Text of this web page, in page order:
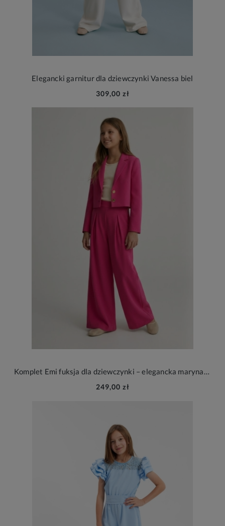
Elegancki garnitur dla dziewczynki Vanessa biel
309,00 zł
Komplet Emi fuksja dla dziewczynki – elegancka marynarka i spodnie na wesele i wyjątkowe okazje
249,00 zł